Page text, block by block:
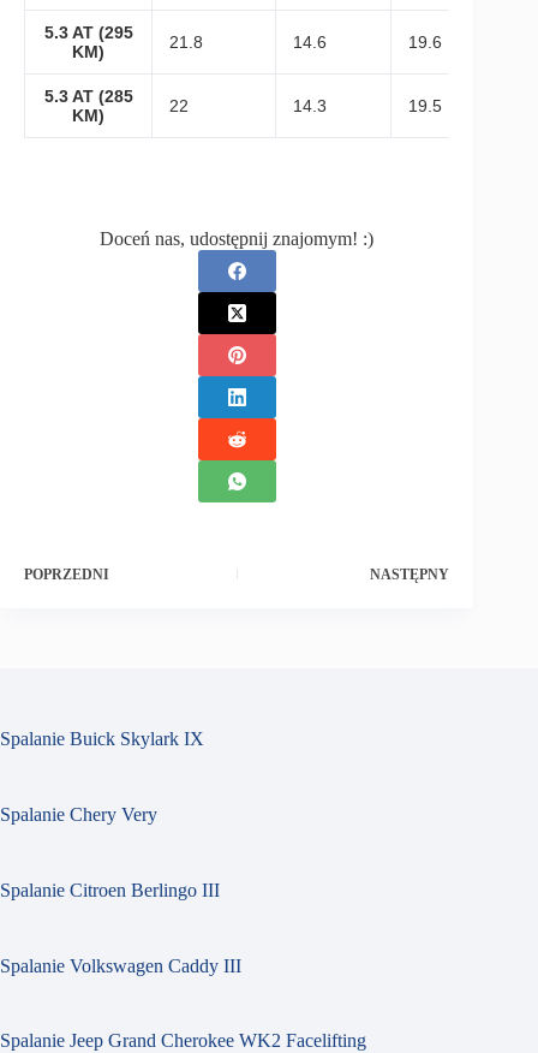
5.3 AT (295
KM)
21.8 14.6 19.6
5.3 AT (285
KM)
22 14.3 19.5
Doceń nas, udostępnij znajomym! :)
POPRZEDNI NASTĘPNY
Spalanie Buick Skylark IX
Spalanie Chery Very
Spalanie Citroen Berlingo III
Spalanie Volkswagen Caddy III
Spalanie Jeep Grand Cherokee WK2 Facelifting